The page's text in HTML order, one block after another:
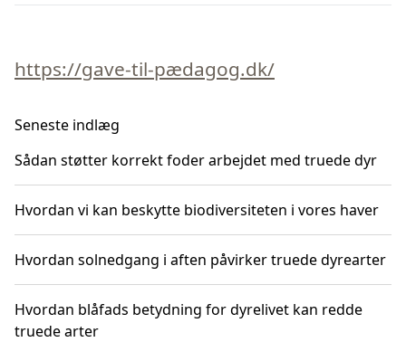
https://gave-til-pædagog.dk/
Seneste indlæg
Sådan støtter korrekt foder arbejdet med truede dyr
Hvordan vi kan beskytte biodiversiteten i vores haver
Hvordan solnedgang i aften påvirker truede dyrearter
Hvordan blåfads betydning for dyrelivet kan redde
truede arter